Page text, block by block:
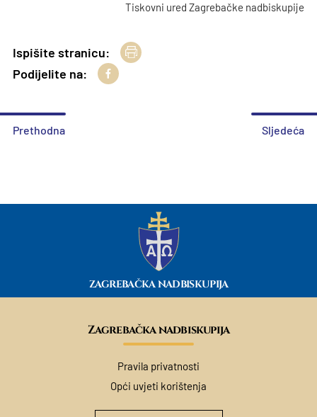
Tiskovni ured Zagrebačke nadbiskupije
Ispišite stranicu:
Podijelite na:
Prethodna Sljedeća
ZAGREBAČKA NADBISKUPIJA
Zagrebačka nadbiskupija
Pravila privatnosti
Opći uvjeti korištenja